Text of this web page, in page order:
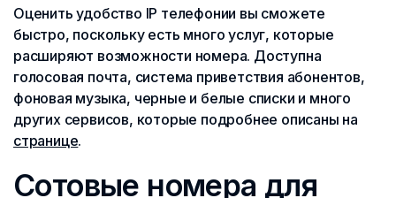
Оценить удобство IP телефонии вы сможете
быстро, поскольку есть много услуг, которые
расширяют возможности номера. Доступна
голосовая почта, система приветствия абонентов,
фоновая музыка, черные и белые списки и много
других сервисов, которые подробнее описаны на
странице.
Сотовые номера для